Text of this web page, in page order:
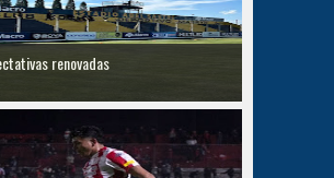
renovadas